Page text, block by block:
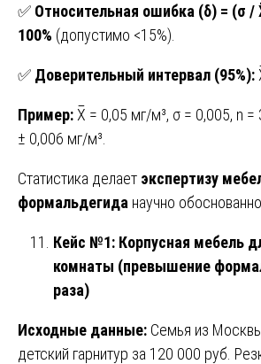
✅ Относительная ошибка (δ) = (σ /
100% (допустимо <15%).
✅ Доверительный интервал (95%):
Пример: X̅ = 0,05 мг/м³, σ = 0,005, n
± 0,006 мг/м³.
Статистика делает экспертизу
формальдегида научно
Кейс №1: Корпусная мебель
комнаты (превышение
раза)
Исходные данные: Семья из
детский гарнитур за 120 000 руб.